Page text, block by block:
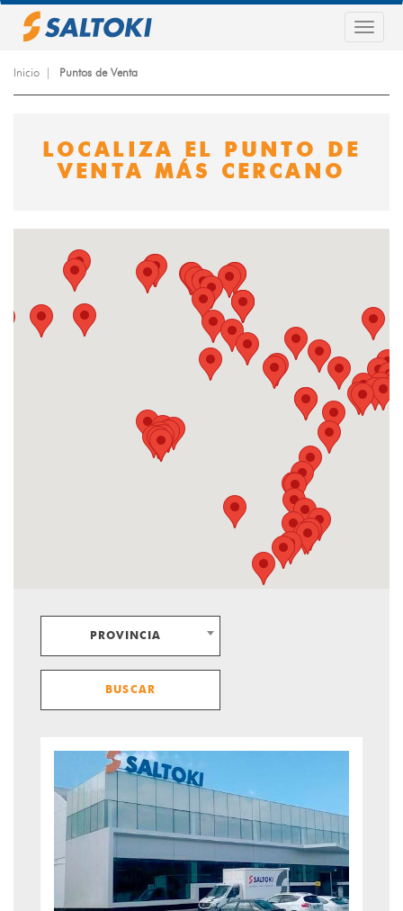
Pasar
principal
Inicio Puntos de Venta
LOCALIZA EL PUNTO DE
VENTA MÁS CERCANO
PROVINCIA
BUSCAR